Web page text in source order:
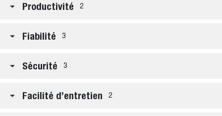
Productivité 2
Fiabilité 3
Sécurité 3
Facilité d’entretien 2